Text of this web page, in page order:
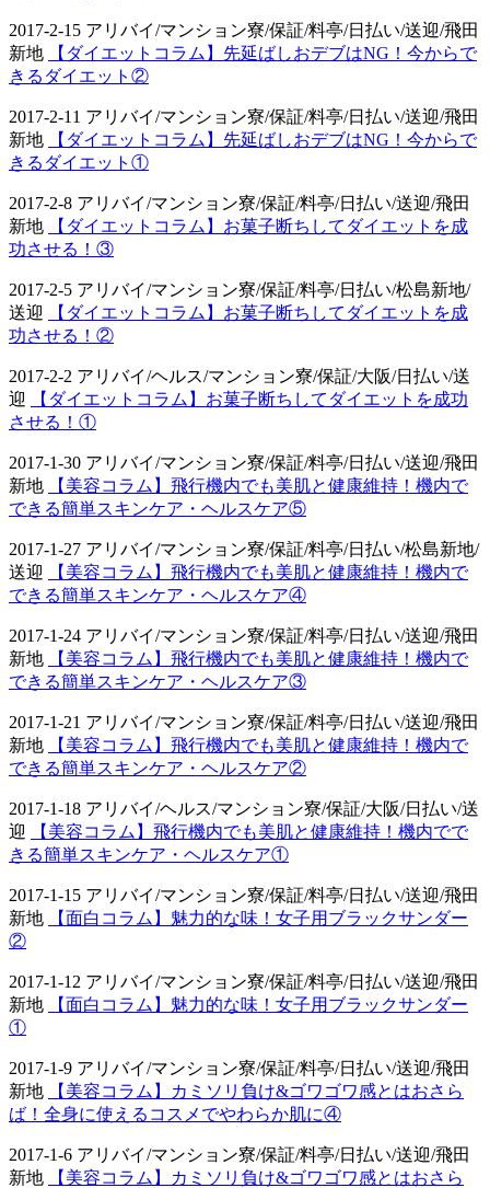
2017-2-15 アリバイ/マンション寮/保証/料亭/日払い/送迎/飛田
新地
【ダイエットコラム】先延ばしおデブはNG！今からで
きるダイエット②
2017-2-11 アリバイ/マンション寮/保証/料亭/日払い/送迎/飛田
新地
【ダイエットコラム】先延ばしおデブはNG！今からで
きるダイエット①
2017-2-8 アリバイ/マンション寮/保証/料亭/日払い/送迎/飛田
新地
【ダイエットコラム】お菓子断ちしてダイエットを成
功させる！③
2017-2-5 アリバイ/マンション寮/保証/料亭/日払い/松島新地/
送迎
【ダイエットコラム】お菓子断ちしてダイエットを成
功させる！②
2017-2-2 アリバイ/ヘルス/マンション寮/保証/大阪/日払い/送
迎
【ダイエットコラム】お菓子断ちしてダイエットを成功
させる！①
2017-1-30 アリバイ/マンション寮/保証/料亭/日払い/送迎/飛田
新地
【美容コラム】飛行機内でも美肌と健康維持！機内で
できる簡単スキンケア・ヘルスケア⑤
2017-1-27 アリバイ/マンション寮/保証/料亭/日払い/松島新地/
送迎
【美容コラム】飛行機内でも美肌と健康維持！機内で
できる簡単スキンケア・ヘルスケア④
2017-1-24 アリバイ/マンション寮/保証/料亭/日払い/送迎/飛田
新地
【美容コラム】飛行機内でも美肌と健康維持！機内で
できる簡単スキンケア・ヘルスケア③
2017-1-21 アリバイ/マンション寮/保証/料亭/日払い/送迎/飛田
新地
【美容コラム】飛行機内でも美肌と健康維持！機内で
できる簡単スキンケア・ヘルスケア②
2017-1-18 アリバイ/ヘルス/マンション寮/保証/大阪/日払い/送
迎
【美容コラム】飛行機内でも美肌と健康維持！機内でで
きる簡単スキンケア・ヘルスケア①
2017-1-15 アリバイ/マンション寮/保証/料亭/日払い/送迎/飛田
新地
【面白コラム】魅力的な味！女子用ブラックサンダー
②
2017-1-12 アリバイ/マンション寮/保証/料亭/日払い/送迎/飛田
新地
【面白コラム】魅力的な味！女子用ブラックサンダー
①
2017-1-9 アリバイ/マンション寮/保証/料亭/日払い/送迎/飛田
新地
【美容コラム】カミソリ負け&ゴワゴワ感とはおさら
ば！全身に使えるコスメでやわらか肌に④
2017-1-6 アリバイ/マンション寮/保証/料亭/日払い/送迎/飛田
新地
【美容コラム】カミソリ負け&ゴワゴワ感とはおさら